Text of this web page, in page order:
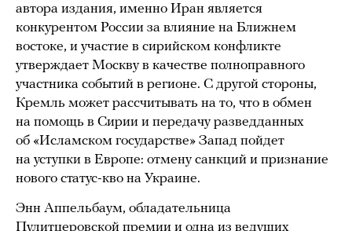
автора издания, именно Иран является
конкурентом России за влияние на Ближнем
востоке, и участие в сирийском конфликте
утверждает Москву в качестве полноправного
участника событий в регионе. С другой стороны,
Кремль может рассчитывать на то, что в обмен
на помощь в Сирии и передачу разведданных
об «Исламском государстве» Запад пойдет
на уступки в Европе: отмену санкций и признание
нового статус-кво на Украине.
Энн Аппельбаум, обладательница
Пулитцеровской премии и одна из ведущих